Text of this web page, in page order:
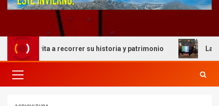
invita a recorrer su historia y patrimonio La genética